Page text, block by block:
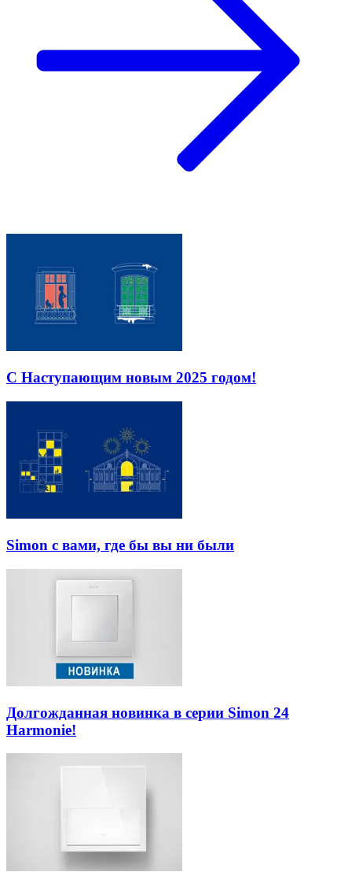
С Наступающим новым 2025 годом!
Simon с вами, где бы вы ни были
Долгожданная новинка в серии Simon 24
Harmonie!